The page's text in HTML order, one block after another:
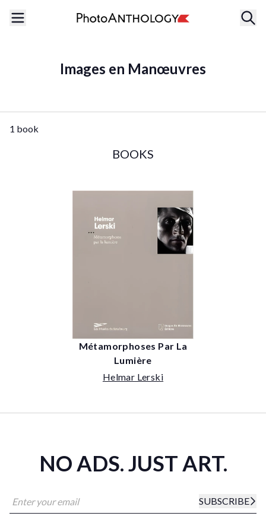
Images en Manœuvres
1 book
BOOKS
Métamorphoses Par La
Lumière
Helmar Lerski
NO ADS. JUST ART.
SUBSCRIBE